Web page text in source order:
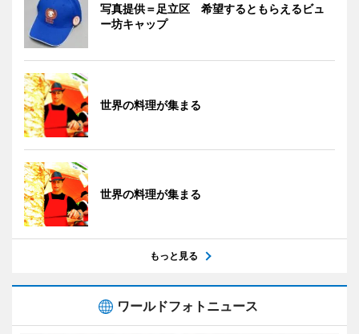
写真提供＝足立区 希望するともらえるビュ
ー坊キャップ
世界の料理が集まる
世界の料理が集まる
もっと見る
ワールドフォトニュース